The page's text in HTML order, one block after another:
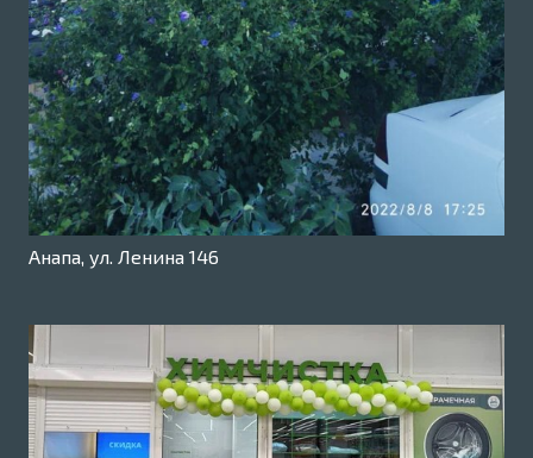
Анапа, ул. Ленина 146